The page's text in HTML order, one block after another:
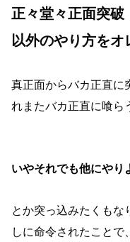
正々堂々正面突破
以外のやり方をオ
真正面からバカ正直に
れまたバカ正直に喰ら
いやそれでも他にやり
とか突っ込みたくもな
しに命令されたこと